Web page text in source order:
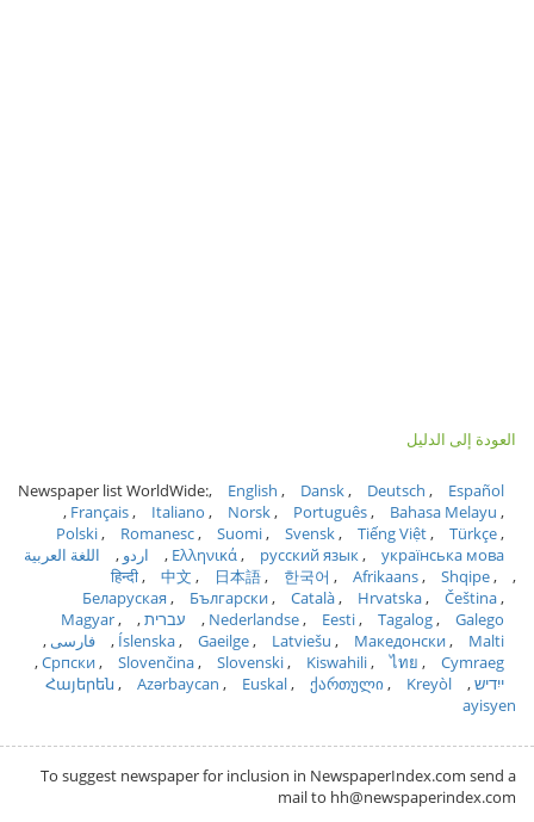
العودة إلى الدليل
Newspaper list WorldWide: English Dansk Deutsch
Español
Français
Italiano Norsk Português
Bahasa Melayu
Polski
Romanesc Suomi Svensk Tiếng Việt
Türkçe
Ελληνικά
русский язык українська мова اردو
اللغة العربية
हिन्दी
中文 日本語 한국어 Afrikaans
Shqipe
Беларуская
Български Català Hrvatska
Čeština
Nederlandse
Eesti Tagalog Galego עברית
Magyar
Íslenska
Gaeilge Latviešu Македонски Malti
فارسی
Српски
Slovenčina Slovenski Kiswahili ไทย
Cymraeg
ייִדיש
Հայերեն Azərbaycan Euskal ქართული
Kreyòl
ayisyen
To suggest newspaper for inclusion in NewspaperIndex.com send a
mail to hh@newspaperindex.com